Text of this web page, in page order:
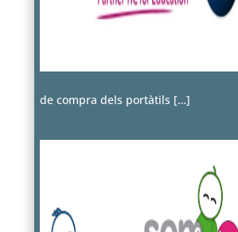
de compra dels portàtils […]